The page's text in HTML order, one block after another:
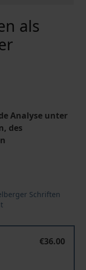
als
Analyse unter
des
Schriften
€36.00